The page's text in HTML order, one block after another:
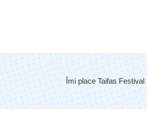
Îmi place Taifas Festival